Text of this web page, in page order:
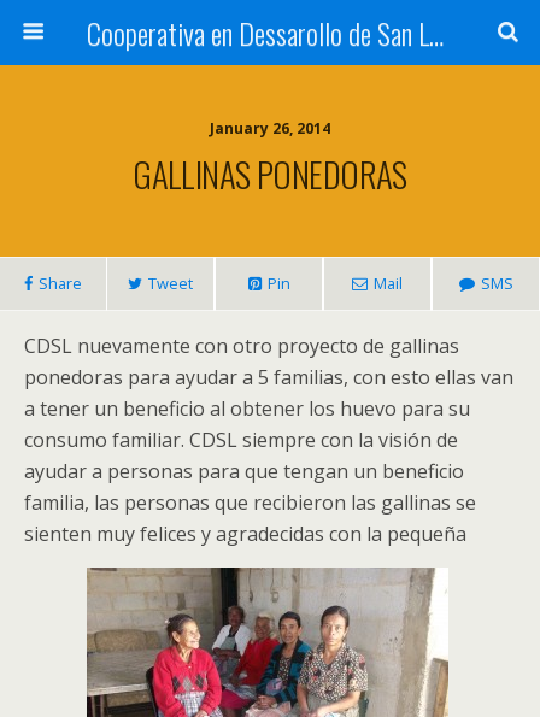
Cooperativa en Dessarollo de San Luis
January 26, 2014
GALLINAS PONEDORAS
Share Tweet Pin Mail SMS
CDSL nuevamente con otro proyecto de gallinas
ponedoras para ayudar a 5 familias, con esto ellas van
a tener un beneficio al obtener los huevo para su
consumo familiar. CDSL siempre con la visión de
ayudar a personas para que tengan un beneficio
familia, las personas que recibieron las gallinas se
sienten muy felices y agradecidas con la pequeña